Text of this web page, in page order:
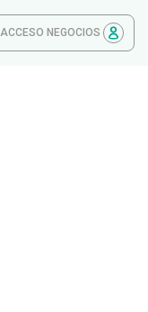
ACCESO NEGOCIOS